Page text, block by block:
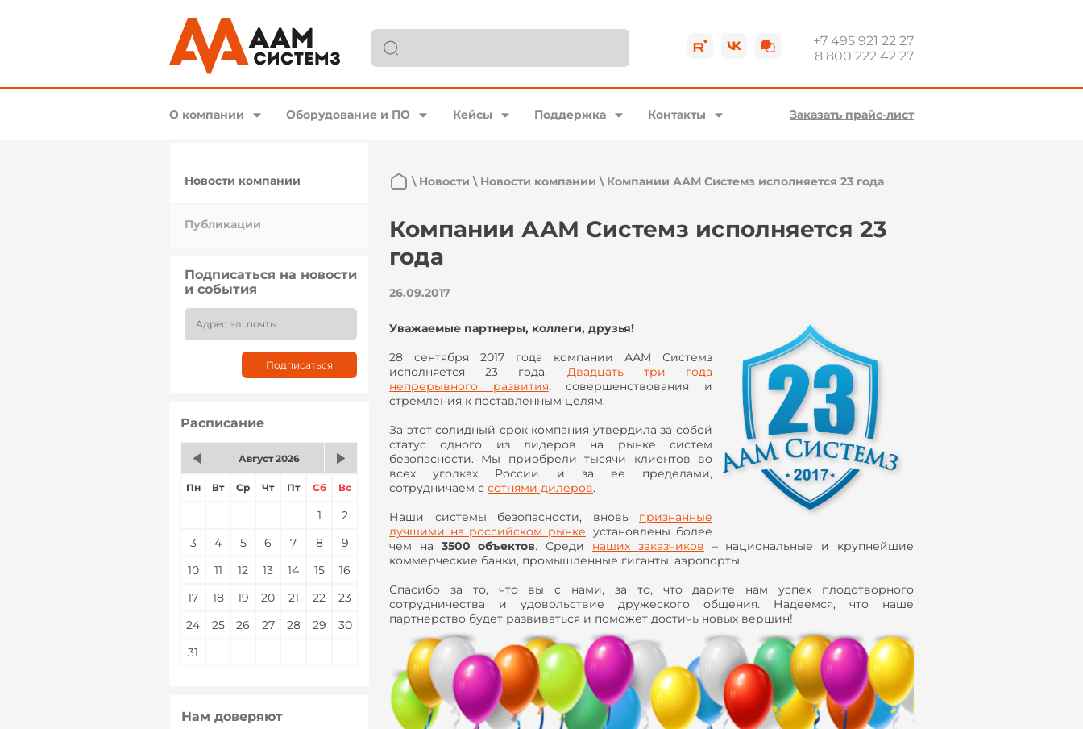
+7 495 921 22 27
8 800 222 42 27
О компании Оборудование и ПО Кейсы Поддержка Контакты Заказать прайс-лист
Новости компании
Публикации
Подписаться на новости
и события
Расписание
Август 2026
Пн Вт Ср Чт Пт Сб Вс
1
2
3
4 5 6 7 8
9
10
11 12 13 14 15
16
17
18 19 20 21 22
23
24
25 26 27 28 29
30
31
Нам доверяют
\ Новости \ Новости компании \ Компании ААМ Системз исполняется 23 года
Компании ААМ Системз исполняется 23
года
26.09.2017
Уважаемые партнеры, коллеги, друзья!
28 сентября 2017 года компании ААМ Системз
исполняется 23 года. Двадцать три года
непрерывного развития, совершенствования и
стремления к поставленным целям.
За этот солидный срок компания утвердила за собой
статус одного из лидеров на рынке систем
безопасности. Мы приобрели тысячи клиентов во
всех уголках России и за ее пределами,
сотрудничаем с сотнями дилеров.
Наши системы безопасности, вновь признанные
лучшими на российском рынке, установлены более
чем на 3500 объектов. Среди наших заказчиков – национальные и крупнейшие
коммерческие банки, промышленные гиганты, аэропорты.
Спасибо за то, что вы с нами, за то, что дарите нам успех плодотворного
сотрудничества и удовольствие дружеского общения. Надеемся, что наше
партнерство будет развиваться и поможет достичь новых вершин!